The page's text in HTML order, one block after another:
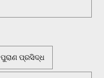
ପୁରାଣ ପ୍ରସିଦ୍ଧ